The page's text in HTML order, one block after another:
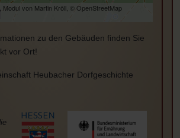
Modul von Martin Kröll © OpenStreetMap
zu den Gebäuden finden Sie
vor Ort!
Heubacher Dorfgeschichte